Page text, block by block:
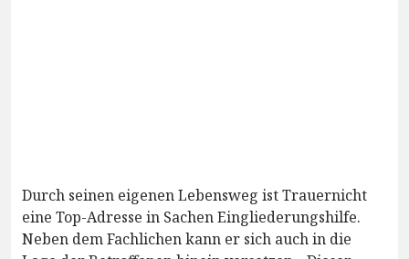
Durch seinen eigenen Lebensweg ist Trauernicht
eine Top-Adresse in Sachen Eingliederungshilfe.
Neben dem Fachlichen kann er sich auch in die